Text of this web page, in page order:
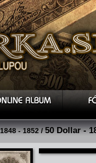
- 1852 /50 Dollar -